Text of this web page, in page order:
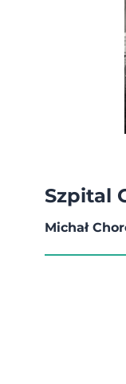
Szpital
Michał